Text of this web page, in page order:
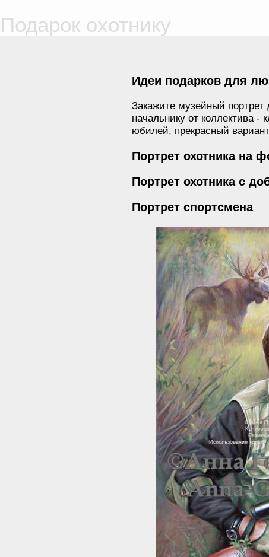
Подарок охотнику
Идеи подарков для
Закажите музейный
начальнику от коллектива -
юбилей, прекрасный
Портрет охотника на
Портрет охотника с
Портрет спортсмена